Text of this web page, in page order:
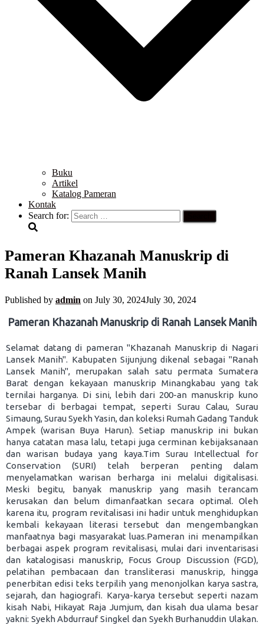
Buku
Artikel
Katalog Pameran
Kontak
Search for:
Pameran Khazanah Manuskrip di
Ranah Lansek Manih
Published by admin on July 30, 2024July 30, 2024
Pameran Khazanah Manuskrip di Ranah Lansek Manih
Selamat datang di pameran "Khazanah Manuskrip di Nagari
Lansek Manih". Kabupaten Sijunjung dikenal sebagai "Ranah
Lansek Manih", merupakan salah satu permata Sumatera
Barat dengan kekayaan manuskrip Minangkabau yang tak
ternilai harganya. Di sini, lebih dari 200-an manuskrip kuno
tersebar di berbagai tempat, seperti Surau Calau, Surau
Simaung, Surau Syekh Yasin, dan koleksi Rumah Gadang Tanduk
Ampek (warisan Buya Harun). Setiap manuskrip ini bukan
hanya catatan masa lalu, tetapi juga cerminan kebijaksanaan
dan warisan budaya yang kaya.Tim Surau Intellectual for
Conservation (SURI) telah berperan penting dalam
menyelamatkan warisan berharga ini melalui digitalisasi.
Meski begitu, banyak manuskrip yang masih terancam
kerusakan dan belum dimanfaatkan secara optimal. Oleh
karena itu, program revitalisasi ini hadir untuk menghidupkan
kembali kekayaan literasi tersebut dan mengembangkan
manfaatnya bagi masyarakat luas.Pameran ini menampilkan
berbagai aspek program revitalisasi, mulai dari inventarisasi
dan katalogisasi manuskrip, Focus Group Discussion (FGD),
pelatihan pembacaan dan transliterasi manuskrip, hingga
penerbitan edisi teks terpilih yang menonjolkan karya sastra,
sejarah, dan hagiografi. Karya-karya tersebut seperti nazam
kisah Nabi, Hikayat Raja Jumjum, dan kisah dua ulama besar
yakni: Syekh Abdurrauf Singkel dan Syekh Burhanuddin Ulakan.